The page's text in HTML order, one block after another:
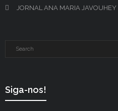
JORNAL ANA MARIA JAVOUHEY
Siga-nos!